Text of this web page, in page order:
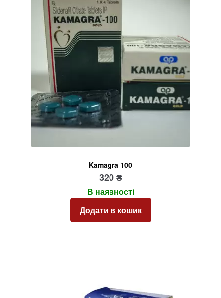
Kamagra 100
320₴
В наявності
Додати в кошик